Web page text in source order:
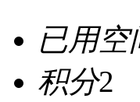
已用空
积分2